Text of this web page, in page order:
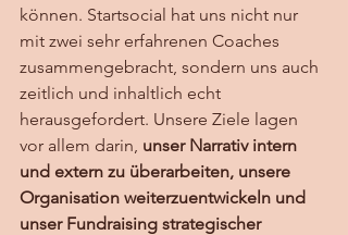
können. Startsocial hat uns nicht nur
mit zwei sehr erfahrenen Coaches
zusammengebracht, sondern uns auch
zeitlich und inhaltlich echt
herausgefordert. Unsere Ziele lagen
vor allem darin, unser Narrativ intern
und extern zu überarbeiten, unsere
Organisation weiterzuentwickeln und
unser Fundraising strategischer